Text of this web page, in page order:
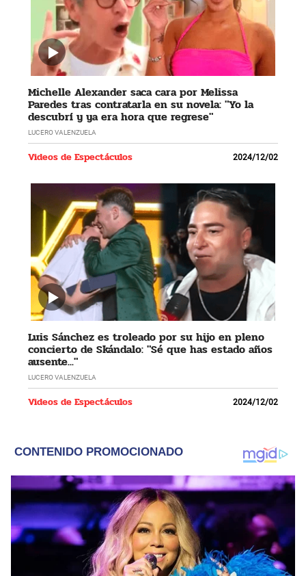
Michelle Alexander saca cara por Melissa
Paredes tras contratarla en su novela: "Yo la
descubrí y ya era hora que regrese"
LUCERO VALENZUELA
Videos de Espectáculos 2024/12/02
Luis Sánchez es troleado por su hijo en pleno
concierto de Skándalo: "Sé que has estado años
ausente..."
LUCERO VALENZUELA
Videos de Espectáculos 2024/12/02